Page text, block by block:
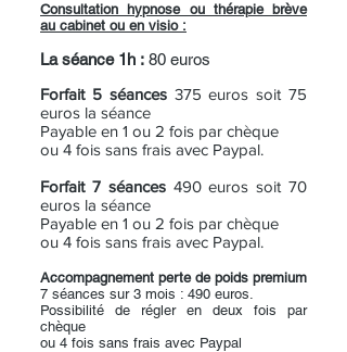
Consultation hypnose ou thérapie brève
au cabinet ou en visio :
La séance 1h : 80 euros
Forfait 5 séances375 euros soit 75
euros la séance
Payable en 1 ou 2 fois par chèque
ou 4 fois sans frais avec Paypal.
Forfait 7 séances490 euros soit 70
euros la séance
Payable en 1 ou 2 fois par chèque
ou 4 fois sans frais avec Paypal.
Accompagnement perte de poids premium
7 séances sur 3 mois : 490 euros.
Possibilité de régler en deux fois par
chèque
ou 4 fois sans frais avec Paypal